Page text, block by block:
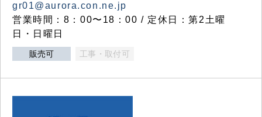
gr01@aurora.con.ne.jp
営業時間：8：00〜18：00 / 定休日：第2土曜
日・日曜日
販売可 工事・取付可